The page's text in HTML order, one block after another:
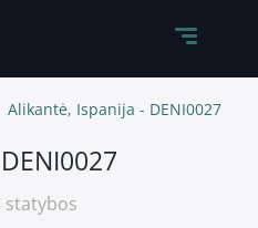
Alikantė, Ispanija - DENI0027
statybos